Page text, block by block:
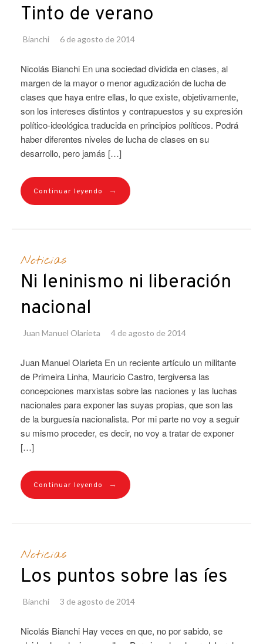
Tinto de verano
Bianchi 6 de agosto de 2014
Nicolás Bianchi En una sociedad dividida en clases, al
margen de la mayor o menor agudización de lucha de
clases que haya entre ellas, lo que existe, objetivamente,
son los intereses distintos y contrapuestos y su expresión
político-ideológica traducida en principios políticos. Podrá
haber diferentes niveles de lucha de clases en su
desarrollo, pero jamás […]
Continuar leyendo →
Noticias
Ni leninismo ni liberación
nacional
Juan Manuel Olarieta 4 de agosto de 2014
Juan Manuel Olarieta En un reciente artículo un militante
de Primeira Linha, Mauricio Castro, tergiversa las
concepciones marxistas sobre las naciones y las luchas
nacionales para exponer las suyas propias, que son las
de la burguesía nacionalista. Por mi parte no voy a seguir
su mismo proceder, es decir, no voy a tratar de exponer
[…]
Continuar leyendo →
Noticias
Los puntos sobre las íes
Bianchi 3 de agosto de 2014
Nicolás Bianchi Hay veces en que, no por sabido, se